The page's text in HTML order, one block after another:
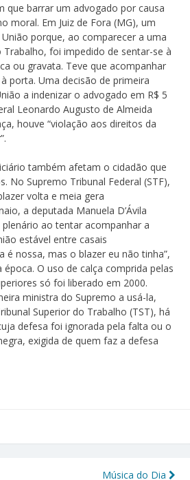
que barrar um advogado por causa
moral. Em Juiz de Fora (MG), um
porque, ao comparecer a uma
Trabalho, foi impedido de sentar-se à
ou gravata. Teve que acompanhar
porta. Uma decisão de primeira
a indenizar o advogado em R$ 5
Leonardo Augusto de Almeida
houve “violação aos direitos da
também afetam o cidadão que
No Supremo Tribunal Federal (STF),
volta e meia gera
a deputada Manuela D’Ávila
ao tentar acompanhar a
estável entre casais
é nossa, mas o blazer eu não tinha”,
O uso de calça comprida pelas
só foi liberado em 2000.
ministra do Supremo a usá-la,
Superior do Trabalho (TST), há
defesa foi ignorada pela falta ou o
exigida de quem faz a defesa
Música do Dia